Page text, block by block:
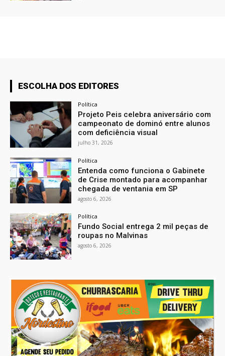
ESCOLHA DOS EDITORES
Política
Projeto Peis celebra aniversário com
campeonato de dominó entre alunos
com deficiência visual
julho 31, 2026
Política
Entenda como funciona o Gabinete
de Crise montado para acompanhar
chegada de ventania em SP
agosto 6, 2026
Política
Fundo Social entrega 2 mil peças de
roupas no Malvinas
agosto 6, 2026